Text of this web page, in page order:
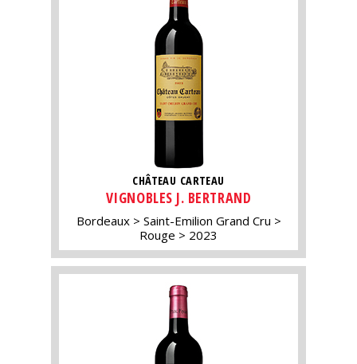
CHÂTEAU CARTEAU
VIGNOBLES J. BERTRAND
Bordeaux
Saint-Emilion Grand Cru
Rouge
2023